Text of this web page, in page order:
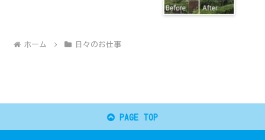
ホーム 日々のお仕事
PAGE TOP